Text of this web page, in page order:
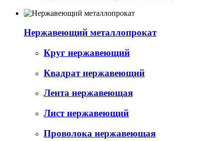
Нержавеющий металлопрокат
Круг нержавеющий
Квадрат нержавеющий
Лента нержавеющая
Лист нержавеющий
Проволока нержавеющая